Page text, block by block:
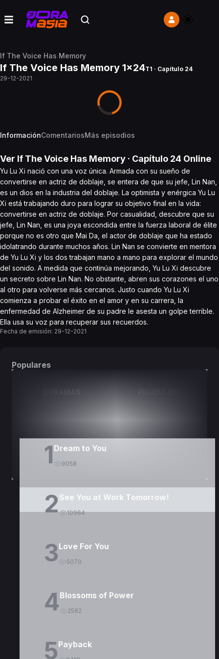
If The Voice Has Memory
If The Voice Has Memory 1x24T1 · Capítulo 24
29-12-2021
InformaciónComentariosMás episodios
Ver If The Voice Has Memory · Capítulo 24 Online
Yu Lu Xi nació con una voz única. Armada con su sueño de
convertirse en actriz de doblaje, se entera de que su jefe, Lin Nan,
es un dios en la industria del doblaje. La optimista y enérgica Yu Lu
Xi está trabajando duro para lograr su objetivo final en la vida:
convertirse en actriz de doblaje. Por casualidad, descubre que su
jefe, Lin Nan, es una joya escondida entre la fuerza laboral de élite
porque no es otro que Mai Da, el actor de doblaje que ha estado
idolatrando durante muchos años. Lin Nan se convierte en mentora
de Yu Lu Xi y los dos trabajan mano a mano para explorar el mundo
del sonido. A medida que continúa mejorando, Yu Lu Xi descubre
un secreto sobre Lin Nan. No obstante, abren sus corazones el uno
al otro para volverse más cercanos. Justo cuando Yu Lu Xi
comienza a probar el éxito en el amor y en su carrera, la
enfermedad de Alzheimer de su padre le asesta un golpe terrible.
Ella usa su voz para recuperar sus recuerdos.
Fecha de emisión: 29-12-2021
Populares
DORAMAS
1 Dream to You
9058
2See You at Work Tomorrow!
10964
3Love For You
5070
4Blossoms of Power
2582
5Payback